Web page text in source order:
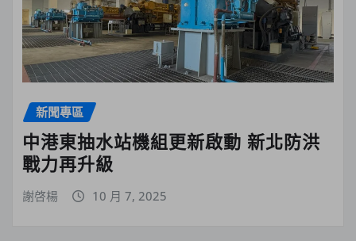
新聞專區
中港東抽水站機組更新啟動 新北防洪
戰力再升級
謝啓楊 10 月 7, 2025